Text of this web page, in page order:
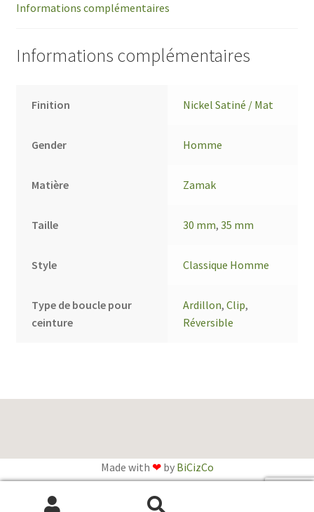
Informations complémentaires
Informations complémentaires
Finition Nickel Satiné / Mat
Gender Homme
Matière Zamak
Taille 30 mm,35 mm
Style Classique Homme
Type de boucle pour
ceinture
Ardillon,Clip,
Réversible
Made with ❤by BiCizCo
Anglais